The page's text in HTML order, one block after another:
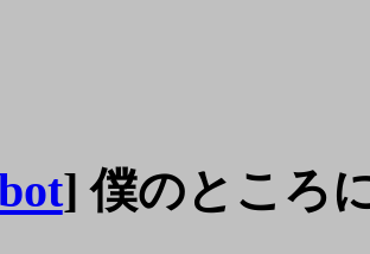
] 僕のところ